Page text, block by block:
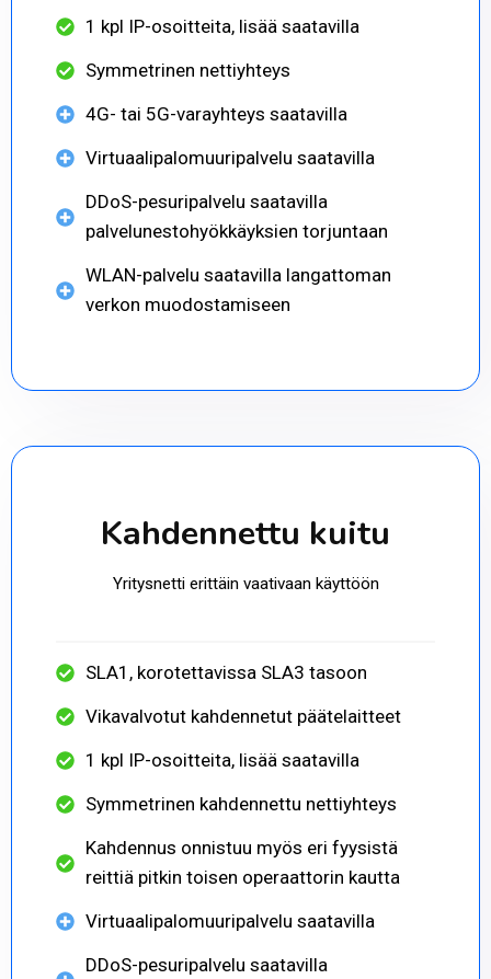
1 kpl IP-osoitteita, lisää saatavilla
Symmetrinen nettiyhteys
4G- tai 5G-varayhteys saatavilla
Virtuaalipalomuuripalvelu saatavilla
DDoS-pesuripalvelu saatavilla
palvelunestohyökkäyksien torjuntaan
WLAN-palvelu saatavilla langattoman
verkon muodostamiseen
Kahdennettu kuitu
Yritysnetti erittäin vaativaan käyttöön
SLA1, korotettavissa SLA3 tasoon
Vikavalvotut kahdennetut päätelaitteet
1 kpl IP-osoitteita, lisää saatavilla
Symmetrinen kahdennettu nettiyhteys
Kahdennus onnistuu myös eri fyysistä
reittiä pitkin toisen operaattorin kautta
Virtuaalipalomuuripalvelu saatavilla
DDoS-pesuripalvelu saatavilla